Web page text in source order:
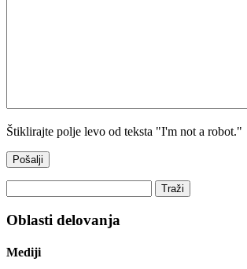
Štiklirajte polje levo od teksta "I'm not a robot."
Oblasti delovanja
Mediji